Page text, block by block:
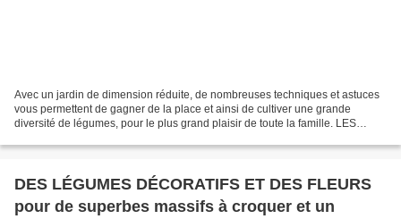
Avec un jardin de dimension réduite, de nombreuses techniques et astuces
vous permettent de gagner de la place et ainsi de cultiver une grande
diversité de légumes, pour le plus grand plaisir de toute la famille. LES
DES LÉGUMES DÉCORATIFS ET DES FLEURS
pour de superbes massifs à croquer et un